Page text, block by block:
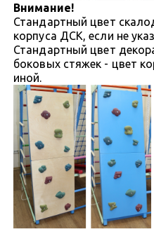
Внимание!
Стандартный цвет
корпуса ДСК, если не
Стандартный цвет
боковых стяжек - цвет
иной.